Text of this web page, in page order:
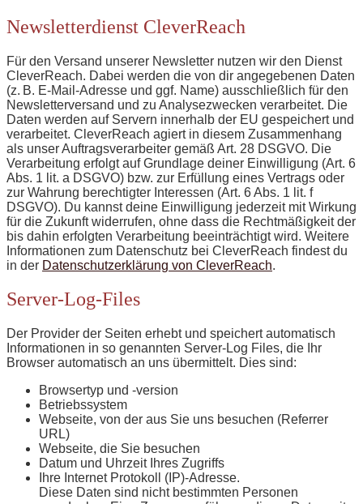
Newsletterdienst CleverReach
Für den Versand unserer Newsletter nutzen wir den Dienst
CleverReach. Dabei werden die von dir angegebenen Daten
(z. B. E-Mail-Adresse und ggf. Name) ausschließlich für den
Newsletterversand und zu Analysezwecken verarbeitet. Die
Daten werden auf Servern innerhalb der EU gespeichert und
verarbeitet. CleverReach agiert in diesem Zusammenhang
als unser Auftragsverarbeiter gemäß Art. 28 DSGVO. Die
Verarbeitung erfolgt auf Grundlage deiner Einwilligung (Art. 6
Abs. 1 lit. a DSGVO) bzw. zur Erfüllung eines Vertrags oder
zur Wahrung berechtigter Interessen (Art. 6 Abs. 1 lit. f
DSGVO). Du kannst deine Einwilligung jederzeit mit Wirkung
für die Zukunft widerrufen, ohne dass die Rechtmäßigkeit der
bis dahin erfolgten Verarbeitung beeinträchtigt wird. Weitere
Informationen zum Datenschutz bei CleverReach findest du
in der Datenschutzerklärung von CleverReach.
Server-Log-Files
Der Provider der Seiten erhebt und speichert automatisch
Informationen in so genannten Server-Log Files, die Ihr
Browser automatisch an uns übermittelt. Dies sind:
Browsertyp und -version
Betriebssystem
Webseite, von der aus Sie uns besuchen (Referrer
URL)
Webseite, die Sie besuchen
Datum und Uhrzeit Ihres Zugriffs
Ihre Internet Protokoll (IP)-Adresse.
Diese Daten sind nicht bestimmten Personen